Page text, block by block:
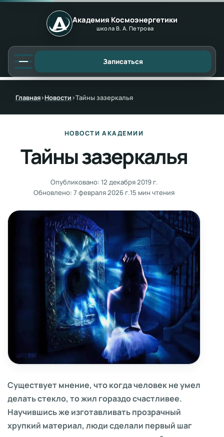
Академия Космоэнергетики
школа В. А. Петрова
Записаться
Главная›Новости›Тайны зазеркалья
НОВОСТИ АКАДЕМИИ
Тайны зазеркалья
Опубликовано: 12 декабря 2019 г.
Обновлено: 7 февраля 2026 г.15 мин чтения
Существует мнение, что когда человек не умел
делать стекло, то жил гораздо счастливее.
Научившись же изготавливать прозрачный
хрупкий материал, люди сделали первый шаг